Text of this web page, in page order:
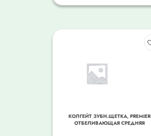
КОЛГЕЙТ ЗУБН.ЩЕТКА, PREMIER
ОТБЕЛИВАЮЩАЯ СРЕДНЯЯ